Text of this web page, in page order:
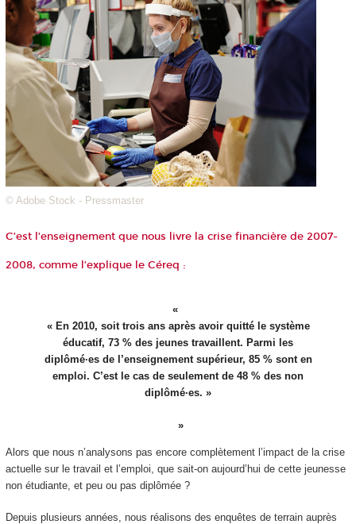
© Adobe Stock - Pressmaster
C’est l’enseignement que nous livre la crise financière de 2007-
2008, comme l’expliquele Céreq :
« En 2010, soit trois ans après avoir quitté le système
éducatif, 73 % des jeunes travaillent. Parmi les
diplômé·es de l’enseignement supérieur, 85 % sont en
emploi. C’est le cas de seulement de 48 % des non
diplômé·es. »
Alors que nous n’analysons pas encore complètement l’impact de la crise
actuelle sur le travail et l’emploi, que sait-on aujourd’hui de cette jeunesse
non étudiante, et peu ou pas diplômée ?
Depuis plusieurs années, nous réalisons des enquêtes de terrain auprès